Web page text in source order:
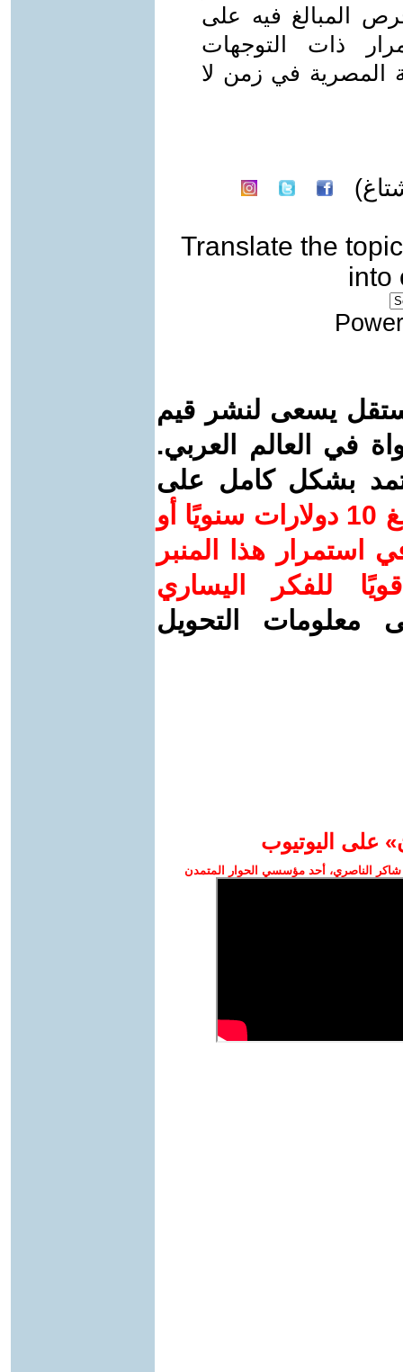
المبالغ فيه على
ذات التوجهات
المصرية في زمن لا
Translate the topic
into
يسعى لنشر قيم
في العالم العربي.
بشكل كامل على
ساهم/ي معنا! بدعمكم بمبلغ 10 دولارات سنويًا أو
استمرار هذا المنبر
للفكر اليساري
معلومات التحويل
على اليوتيوب
الناصري، أحد مؤسسي الحوار المتمدن